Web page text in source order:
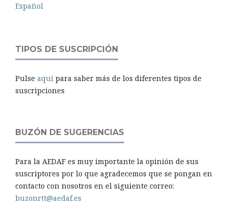
Español
TIPOS DE SUSCRIPCIÓN
Pulse aquí para saber más de los diferentes tipos de
suscripciones
BUZÓN DE SUGERENCIAS
Para la AEDAF es muy importante la opinión de sus
suscriptores por lo que agradecemos que se pongan en
contacto con nosotros en el siguiente correo:
buzonrtt@aedaf.es